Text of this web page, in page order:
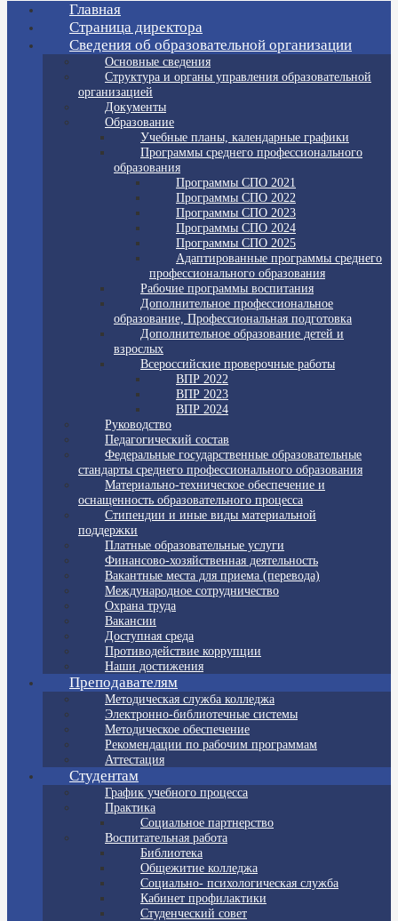
Главная
Страница директора
Сведения об образовательной организации
Основные сведения
Структура и органы управления образовательной
организацией
Документы
Образование
Учебные планы, календарные графики
Программы среднего профессионального
образования
Программы СПО 2021
Программы СПО 2022
Программы СПО 2023
Программы СПО 2024
Программы СПО 2025
Адаптированные программы среднего
профессионального образования
Рабочие программы воспитания
Дополнительное профессиональное
образование, Профессиональная подготовка
Дополнительное образование детей и
взрослых
Всероссийские проверочные работы
ВПР 2022
ВПР 2023
ВПР 2024
Руководство
Педагогический состав
Федеральные государственные образовательные
стандарты среднего профессионального образования
Материально-техническое обеспечение и
оснащенность образовательного процесса
Стипендии и иные виды материальной
поддержки
Платные образовательные услуги
Финансово-хозяйственная деятельность
Вакантные места для приема (перевода)
Международное сотрудничество
Охрана труда
Вакансии
Доступная среда
Противодействие коррупции
Наши достижения
Преподавателям
Методическая служба колледжа
Электронно-библиотечные системы
Методическое обеспечение
Рекомендации по рабочим программам
Аттестация
Студентам
График учебного процесса
Практика
Социальное партнерство
Воспитательная работа
Библиотека
Общежитие колледжа
Социально- психологическая служба
Кабинет профилактики
Студенческий совет